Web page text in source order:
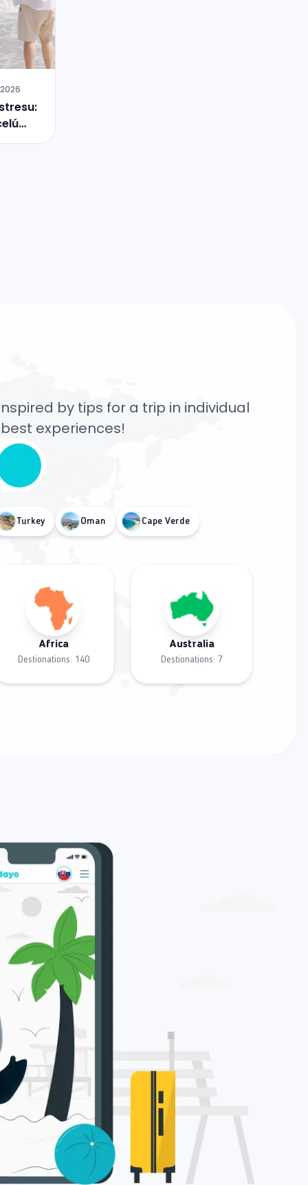
by tips for a trip in individual
experiences!
Turkey Oman Cape Verde
Africa
Destionations: 140
Australia
Destionations: 7